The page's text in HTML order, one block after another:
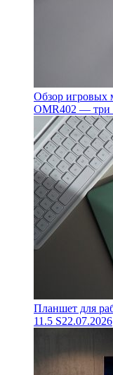
Обзор игровых
OMR402 — три
Планшет для
11.5 S22.07.2026